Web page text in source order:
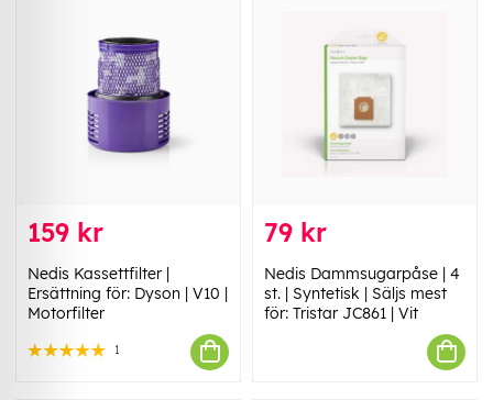
159 kr
Nedis Kassettfilter |
Ersättning för: Dyson | V10 |
Motorfilter
1
79 kr
Nedis Dammsugarpåse | 4
st. | Syntetisk | Säljs mest
för: Tristar JC861 | Vit